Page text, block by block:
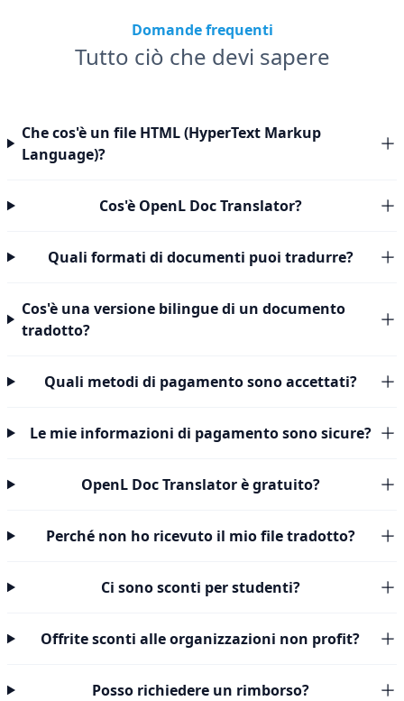
Domande frequenti
Tutto ciò che devi sapere
Che cos'è un file HTML (HyperText Markup
Language)?
Cos'è OpenL Doc Translator?
Quali formati di documenti puoi tradurre?
Cos'è una versione bilingue di un documento
tradotto?
Quali metodi di pagamento sono accettati?
Le mie informazioni di pagamento sono sicure?
OpenL Doc Translator è gratuito?
Perché non ho ricevuto il mio file tradotto?
Ci sono sconti per studenti?
Offrite sconti alle organizzazioni non profit?
Posso richiedere un rimborso?